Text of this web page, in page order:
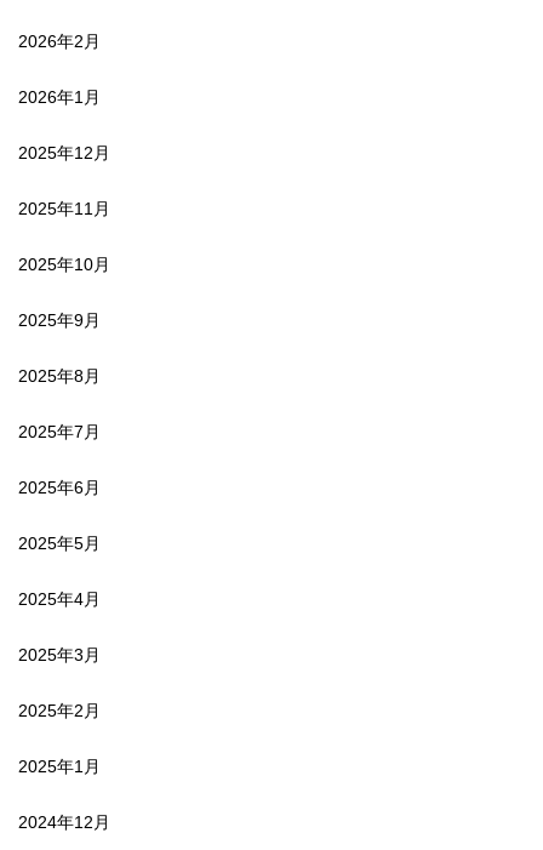
2026年2月
2026年1月
2025年12月
2025年11月
2025年10月
2025年9月
2025年8月
2025年7月
2025年6月
2025年5月
2025年4月
2025年3月
2025年2月
2025年1月
2024年12月